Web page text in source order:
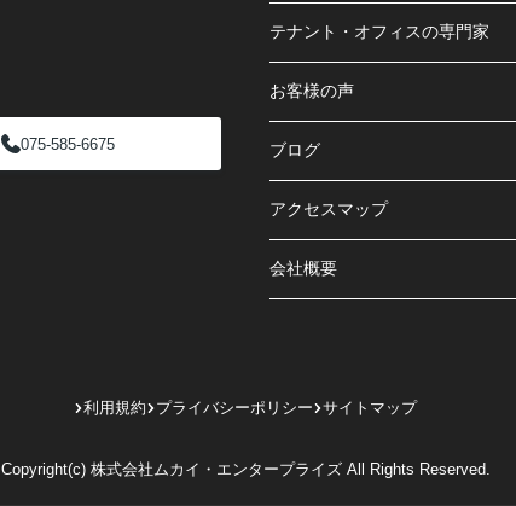
075-585-6675
テナント・オフィスの専門家
お客様の声
ブログ
アクセスマップ
会社概要
利用規約 プライバシーポリシー サイトマップ
Copyright(c) 株式会社ムカイ・エンタープライズ All Rights Reserved.